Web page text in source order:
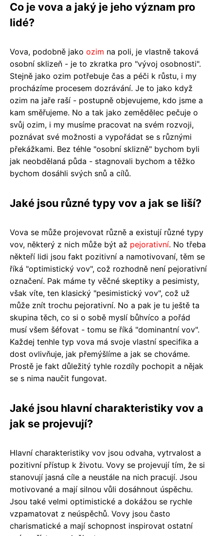
Co je vova a jaký je jeho význam pro
lidé?
Vova, podobně jako ozim na poli, je vlastně taková
osobní sklizeň - je to zkratka pro "vývoj osobnosti".
Stejně jako ozim potřebuje čas a péči k růstu, i my
procházíme procesem dozrávání. Je to jako když
ozim na jaře raší - postupně objevujeme, kdo jsme a
kam směřujeme. No a tak jako zemědělec pečuje o
svůj ozim, i my musíme pracovat na svém rozvoji,
poznávat své možnosti a vypořádat se s různými
překážkami. Bez téhle "osobní sklizně" bychom byli
jak neobdělaná půda - stagnovali bychom a těžko
bychom dosáhli svých snů a cílů.
Jaké jsou různé typy vov a jak se liší?
Vova se může projevovat různě a existují různé typy
vov, některý z nich může být až pejorativní. No třeba
někteří lidi jsou fakt pozitivní a namotivovaní, těm se
říká "optimistický vov", což rozhodně není pejorativní
označení. Pak máme ty věčné skeptiky a pesimisty,
však víte, ten klasický "pesimistický vov", což už
může znít trochu pejorativní. No a pak je tu ještě ta
skupina těch, co si o sobě myslí bůhvíco a pořád
musí všem šéfovat - tomu se říká "dominantní vov".
Každej tenhle typ vova má svoje vlastní specifika a
dost ovlivňuje, jak přemýšlíme a jak se chováme.
Prostě je fakt důležitý tyhle rozdíly pochopit a nějak
se s nima naučit fungovat.
Jaké jsou hlavní charakteristiky vov a
jak se projevují?
Hlavní charakteristiky vov jsou odvaha, vytrvalost a
pozitivní přístup k životu. Vovy se projevují tím, že si
stanovují jasná cíle a neustále na nich pracují. Jsou
motivované a mají silnou vůli dosáhnout úspěchu.
Jsou také velmi optimistické a dokážou se rychle
vzpamatovat z neúspěchů. Vovy jsou často
charismatické a mají schopnost inspirovat ostatní